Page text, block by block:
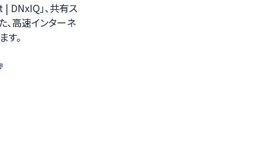
DNxIQ」、共有ス
、高速インターネ
。